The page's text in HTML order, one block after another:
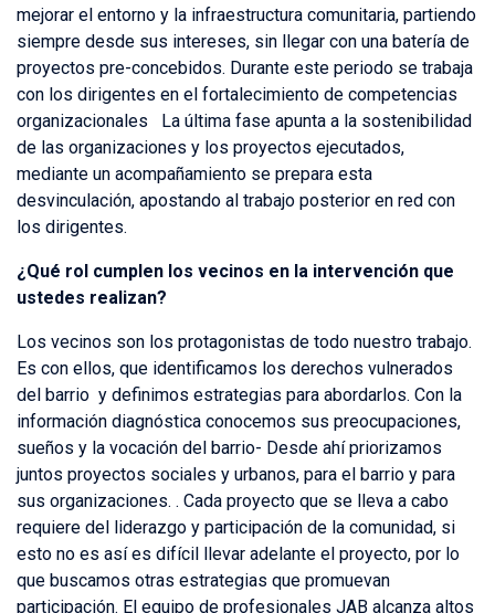
mejorar el entorno y la infraestructura comunitaria, partiendo
siempre desde sus intereses, sin llegar con una batería de
proyectos pre-concebidos. Durante este periodo se trabaja
con los dirigentes en el fortalecimiento de competencias
organizacionales La última fase apunta a la sostenibilidad
de las organizaciones y los proyectos ejecutados,
mediante un acompañamiento se prepara esta
desvinculación, apostando al trabajo posterior en red con
los dirigentes.
¿Qué rol cumplen los vecinos en la intervención que
ustedes realizan?
Los vecinos son los protagonistas de todo nuestro trabajo.
Es con ellos, que identificamos los derechos vulnerados
del barrio y definimos estrategias para abordarlos. Con la
información diagnóstica conocemos sus preocupaciones,
sueños y la vocación del barrio- Desde ahí priorizamos
juntos proyectos sociales y urbanos, para el barrio y para
sus organizaciones. . Cada proyecto que se lleva a cabo
requiere del liderazgo y participación de la comunidad, si
esto no es así es difícil llevar adelante el proyecto, por lo
que buscamos otras estrategias que promuevan
participación. El equipo de profesionales JAB alcanza altos